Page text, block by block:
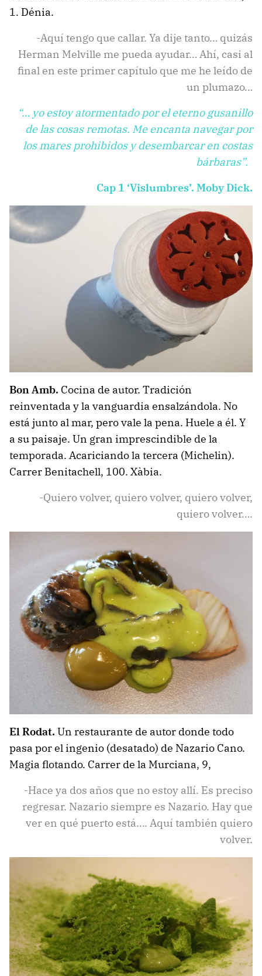
1. Dénia.
-Aquí tengo que callar. Ya dije tanto… quizás
Herman Melville me pueda ayudar… Ahí, casi al
final en este primer capítulo que me he leído de
un plumazo…
“… yo estoy atormentado por el eterno gusanillo
de las cosas remotas. Me encanta navegar por
los mares prohibidos y desembarcar en costas
bárbaras”.
Cap 1 ‘Vislumbres’. Moby Dick.
Bon Amb. Cocina de autor. Tradición
reinventada y la vanguardia ensalzándola. No
está junto al mar, pero vale la pena. Huele a él. Y
a su paisaje. Un gran imprescindible de la
temporada. Acariciando la tercera (Michelin).
Carrer Benitachell, 100. Xàbia.
-Quiero volver, quiero volver, quiero volver,
quiero volver….
El Rodat. Un restaurante de autor donde todo
pasa por el ingenio (desatado) de Nazario Cano.
Magia flotando. Carrer de la Murciana, 9,
-Hace ya dos años que no estoy allí. Es preciso
regresar. Nazario siempre es Nazario. Hay que
ver en qué puerto está…. Aquí también quiero
volver.